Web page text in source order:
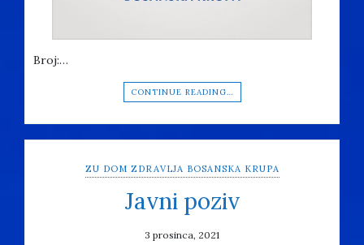
Broj:…
CONTINUE READING…
ZU DOM ZDRAVLJA BOSANSKA KRUPA
Javni poziv
3 prosinca, 2021